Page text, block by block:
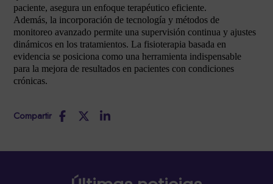
paciente, asegura un enfoque terapéutico eficiente.
Además, la incorporación de tecnología y métodos de
monitoreo avanzado permite una supervisión continua y ajustes
dinámicos en los tratamientos. La fisioterapia basada en
evidencia se posiciona como una herramienta indispensable
para la mejora de resultados en pacientes con condiciones
crónicas.
Compartir